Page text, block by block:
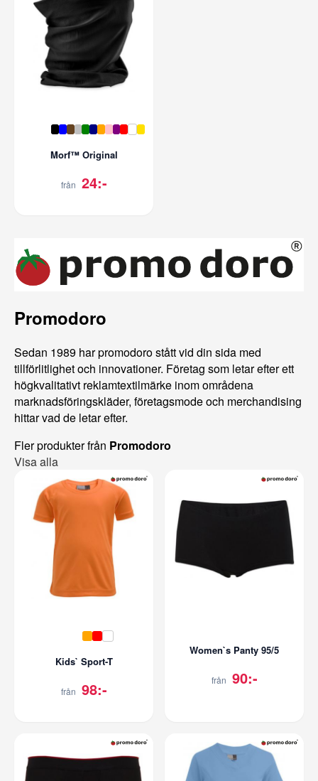
Morf™ Original
från 24:-
Promodoro
Sedan 1989 har promodoro stått vid din sida med
tillförlitlighet och innovationer. Företag som letar efter ett
högkvalitativt reklamtextilmärke inom områdena
marknadsföringskläder, företagsmode och merchandising
hittar vad de letar efter.
Fler produkter från Promodoro
Visa alla
Kids` Sport-T
från 98:-
Women`s Panty 95/5
från 90:-